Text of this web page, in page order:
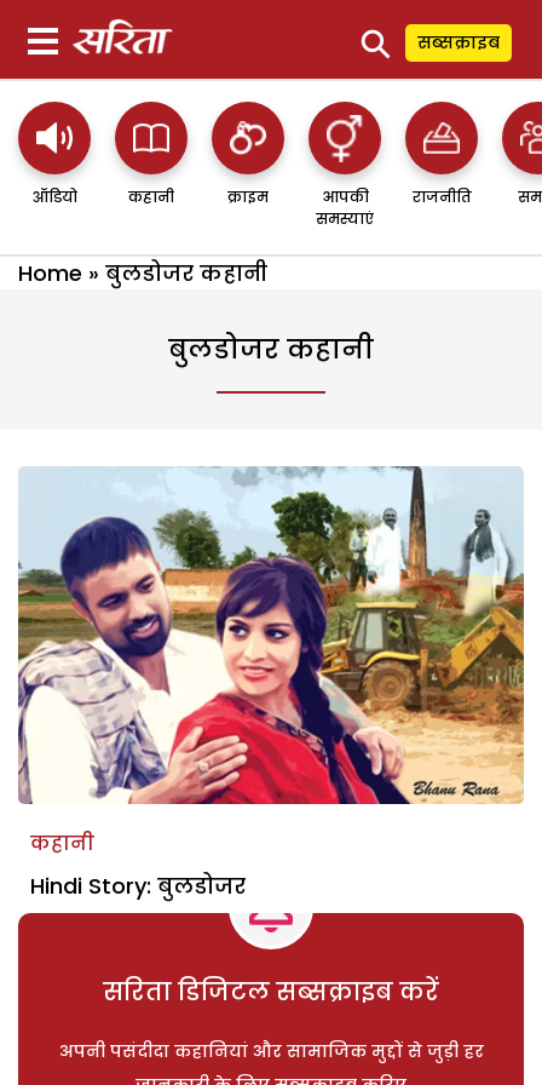
⚲ सब्सक्राइब
ऑडियो कहानी क्राइम
आपकी
समस्याएं
राजनीति
Home » बुलडोजर कहानी
बुलडोजर कहानी
कहानी
Hindi Story: बुलडोजर
सरिता डिजिटल सब्सक्राइब करें
अपनी पसंदीदा कहानियां और सामाजिक मुद्दों से जुड़ी हर